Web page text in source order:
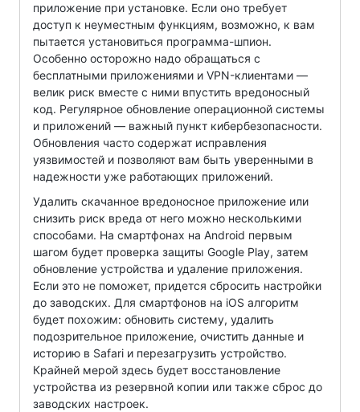
приложение при установке. Если оно требует
доступ к неуместным функциям, возможно, к вам
пытается установиться программа-шпион.
Особенно осторожно надо обращаться с
бесплатными приложениями и VPN-клиентами —
велик риск вместе с ними впустить вредоносный
код. Регулярное обновление операционной системы
и приложений — важный пункт кибербезопасности.
Обновления часто содержат исправления
уязвимостей и позволяют вам быть уверенными в
надежности уже работающих приложений.
Удалить скачанное вредоносное приложение или
снизить риск вреда от него можно несколькими
способами. На смартфонах на Android первым
шагом будет проверка защиты Google Play, затем
обновление устройства и удаление приложения.
Если это не поможет, придется сбросить настройки
до заводских. Для смартфонов на iOS алгоритм
будет похожим: обновить систему, удалить
подозрительное приложение, очистить данные и
историю в Safari и перезагрузить устройство.
Крайней мерой здесь будет восстановление
устройства из резервной копии или также сброс до
заводских настроек.